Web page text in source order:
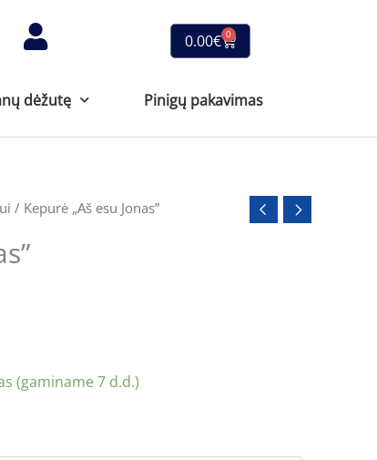
0.00€ 0
Cart
dėžutę Pinigų pakavimas
/ Kepurė „Aš esu Jonas”
(gaminame 7 d.d.)